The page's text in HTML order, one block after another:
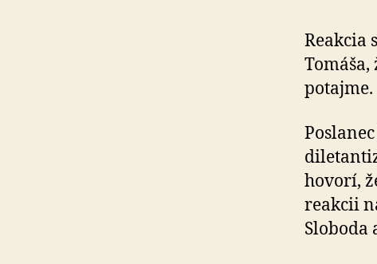
Reakcia
potajme.
hovorí,
reakcii
Sloboda